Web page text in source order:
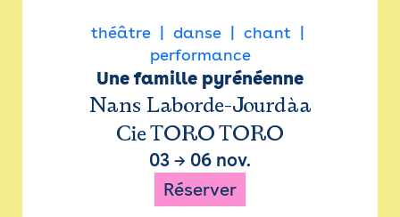
théâtre danse
chant
performance
Une famille pyrénéenne
Nans Laborde-Jourdàa
Cie TORO TORO
03 → 06 nov.
Réserver